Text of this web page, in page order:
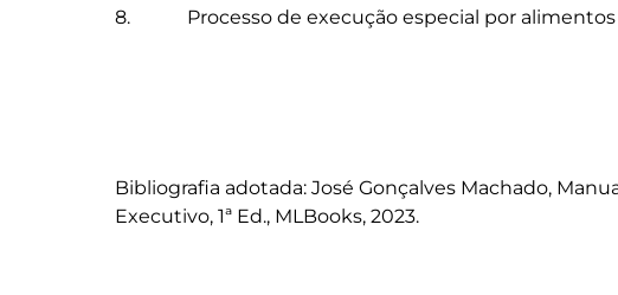
8.            Processo de execução especial por alimentos
Bibliografia adotada: José Gonçalves Machado,
Executivo, 1ª Ed., MLBooks, 2023.